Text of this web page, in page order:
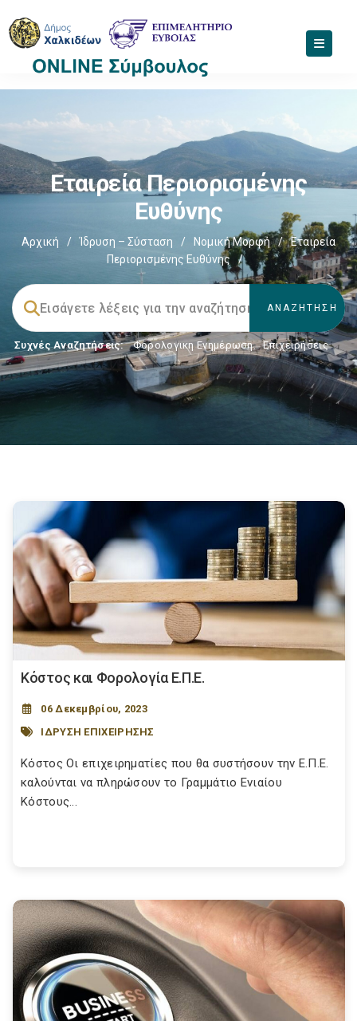
Εταιρεία Περιορισμένης
Ευθύνης
Αρχική / Ίδρυση – Σύσταση / Νομική Μορφή /
Εταιρεία
Περιορισμένης Ευθύνης
/
Συχνές Αναζητήσεις: Φορολογικη Ενημέρωση, Επιχειρήσεις
Κόστος και Φορολογία Ε.Π.Ε.
06 Δεκεμβρίου, 2023
ΙΔΡΥΣΗ ΕΠΙΧΕΙΡΗΣΗΣ
Κόστος Οι επιχειρηματίες που θα συστήσουν την Ε.Π.Ε.
καλούνται να πληρώσουν το Γραμμάτιο Ενιαίου
Κόστους...